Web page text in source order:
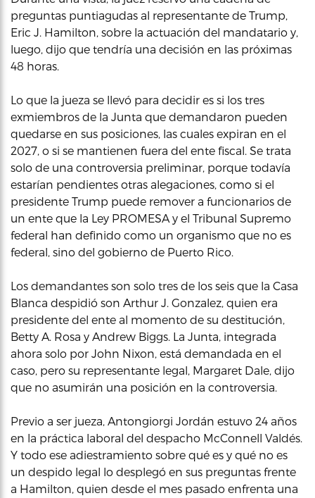
preguntas puntiagudas al representante de Trump,
Eric J. Hamilton, sobre la actuación del mandatario y,
luego, dijo que tendría una decisión en las próximas
48 horas.
Lo que la jueza se llevó para decidir es si los tres
exmiembros de la Junta que demandaron pueden
quedarse en sus posiciones, las cuales expiran en el
2027, o si se mantienen fuera del ente fiscal. Se trata
solo de una controversia preliminar, porque todavía
estarían pendientes otras alegaciones, como si el
presidente Trump puede remover a funcionarios de
un ente que la Ley PROMESA y el Tribunal Supremo
federal han definido como un organismo que no es
federal, sino del gobierno de Puerto Rico.
Los demandantes son solo tres de los seis que la Casa
Blanca despidió son Arthur J. Gonzalez, quien era
presidente del ente al momento de su destitución,
Betty A. Rosa y Andrew Biggs. La Junta, integrada
ahora solo por John Nixon, está demandada en el
caso, pero su representante legal, Margaret Dale, dijo
que no asumirán una posición en la controversia.
Previo a ser jueza, Antongiorgi Jordán estuvo 24 años
en la práctica laboral del despacho McConnell Valdés.
Y todo ese adiestramiento sobre qué es y qué no es
un despido legal lo desplegó en sus preguntas frente
a Hamilton, quien desde el mes pasado enfrenta una